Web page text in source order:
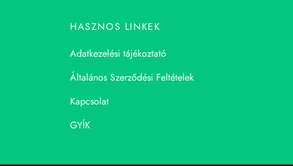
HASZNOS LINKEK
Adatkezelési tájékoztató
Általános Szerződési Feltételek
Kapcsolat
GYÍK